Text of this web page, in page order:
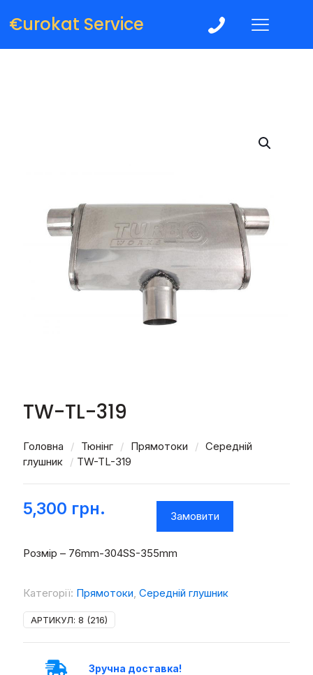
€urokat Service
TW-TL-319
Головна / Тюнінг / Прямотоки / Середній
глушник / TW-TL-319
5,300 грн. Замовити
Розмір – 76mm-304SS-355mm
Категорії: Прямотоки, Середній глушник
АРТИКУЛ: 8 (216)
Зручна доставка!